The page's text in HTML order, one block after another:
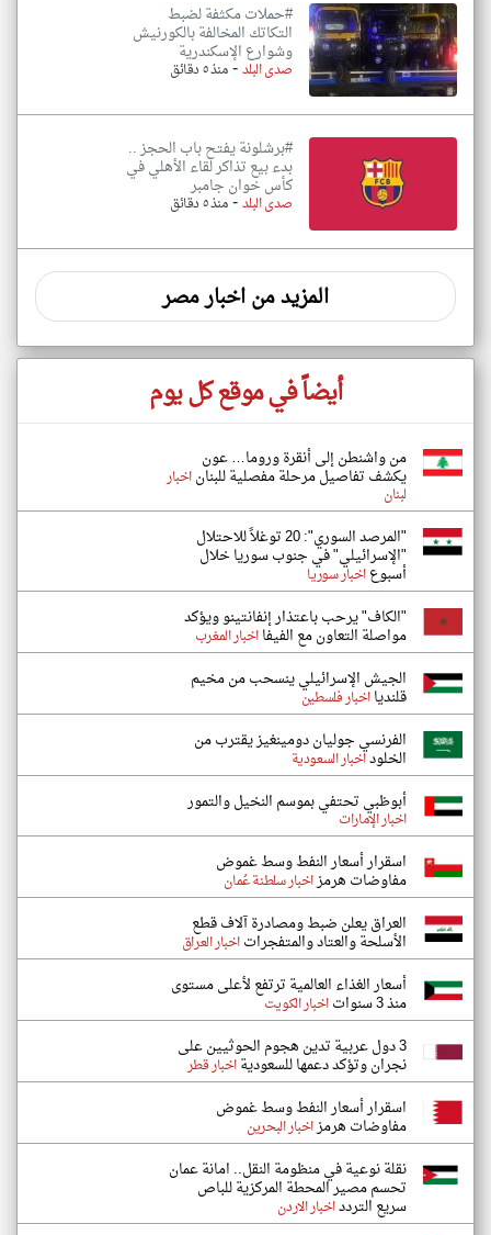
#حملات مكثفة لضبط
التكاتك المخالفة بالكورنيش
وشوارع الإسكندرية
صدى البلد-منذ ٥ دقائق
#برشلونة يفتح باب الحجز ..
بدء بيع تذاكر لقاء الأهلي في
كأس خوان جامبر
صدى البلد-منذ ٥ دقائق
المزيد من اخبار مصر
أيضاً في موقع كل يوم
من واشنطن إلى أنقرة وروما… عون
يكشف تفاصيل مرحلة مفصلية للبناناخبار
لبنان
"المرصد السوري": 20 توغلاً للاحتلال
"الإسرائيلي" في جنوب سوريا خلال
أسبوعاخبار سوريا
"الكاف" يرحب باعتذار إنفانتينو ويؤكد
مواصلة التعاون مع الفيفااخبار المغرب
الجيش الإسرائيلي ينسحب من مخيم
قلنديااخبار فلسطين
الفرنسي جوليان دومينغيز يقترب من
الخلوداخبار السعودية
أبوظبي تحتفي بموسم النخيل والتمور
اخبار الإمارات
اسقرار أسعار النفط وسط غموض
مفاوضات هرمزاخبار سلطنة عُمان
العراق يعلن ضبط ومصادرة آلاف قطع
الأسلحة والعتاد والمتفجراتاخبار العراق
أسعار الغذاء العالمية ترتفع لأعلى مستوى
منذ 3 سنوات اخبار الكويت
3 دول عربية تدين هجوم الحوثيين على
نجران وتؤكد دعمها للسعوديةاخبار قطر
اسقرار أسعار النفط وسط غموض
مفاوضات هرمزاخبار البحرين
نقلة نوعية في منظومة النقل.. امانة عمان
تحسم مصير المحطة المركزية للباص
سريع التردداخبار الاردن